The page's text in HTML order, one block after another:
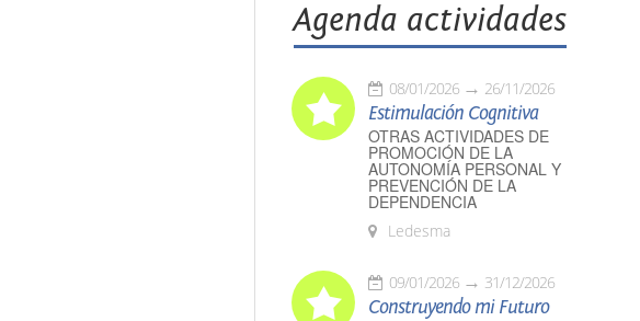
Agenda actividades
08/01/2026 26/11/2026
Estimulación Cognitiva
OTRAS ACTIVIDADES DE
PROMOCIÓN DE LA
AUTONOMÍA PERSONAL Y
PREVENCIÓN DE LA
DEPENDENCIA
Ledesma
09/01/2026 31/12/2026
Construyendo mi Futuro